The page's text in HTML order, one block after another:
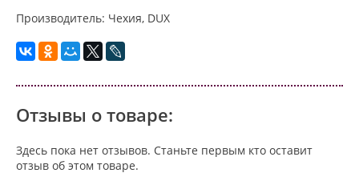
Производитель: Чехия, DUX
Отзывы о товаре:
Здесь пока нет отзывов. Станьте первым кто оставит
отзыв об этом товаре.